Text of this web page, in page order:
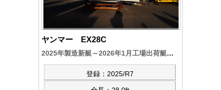
ヤンマー EX28C
2025年製造新艇～2026年1月工場出荷艇で、工場オプション装備（バウ・スタンスラスター/充電器＆バッテリー仕組/マリンエアコン仕組/2カ所操舵～装備付き。その他装備品類は別途ご相談です
登録：2025/R7